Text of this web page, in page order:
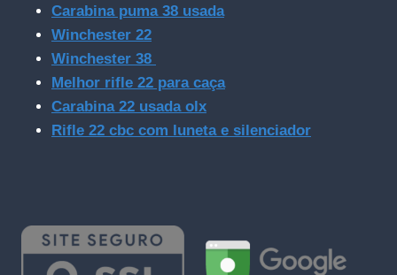
Carabina puma 38 usada
Winchester 22
Winchester 38
Melhor rifle 22 para caça
Carabina 22 usada olx
Rifle 22 cbc com luneta e silenciador